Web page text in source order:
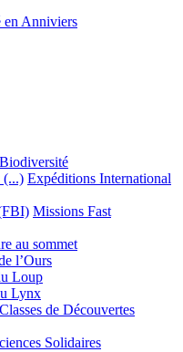
en Anniviers
(...) Expéditions International
Missions Fast
au sommet
l’Ours
Loup
Lynx
Classes de Découvertes
Solidaires